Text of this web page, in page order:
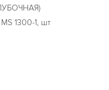
1300-1, шт